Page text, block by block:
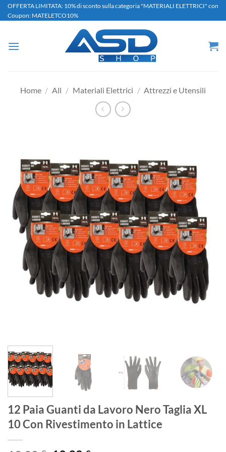
Salta
ai
OFFERTA LIMITATA: 10% di sconto sulla categoria "MATERIALI ELETTRICI" con
Coupon: MATELETCO10%
Home / All / Materiali Elettrici / Attrezzi e Utensili
12 Paia Guanti da Lavoro Nero Taglia XL
10 Con Rivestimento in Lattice